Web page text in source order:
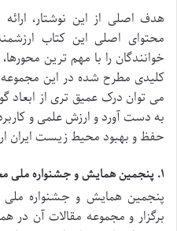
هدف اصلی از این نوشتار،
محتوای اصلی این کتاب
خوانندگان را با مهم ترین
کلیدی مطرح شده در این مجموعه
می توان درک عمیق تری از
به دست آورد و ارزش علمی و
حفظ و بهبود محیط زیست ایران
۱. پنجمین همایش و جشنواره ملی محیط زیست: نگاهی به اهداف و دامنه
برگزار و مجموعه مقالات آن